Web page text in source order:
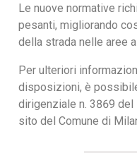
Le nuove normative
pesanti, migliorando
della strada nelle aree
Per ulteriori
disposizioni, è
dirigenziale n. 3869
sito del Comune di